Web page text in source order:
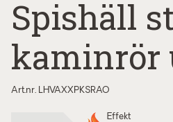
Spishäll
kaminrör
Art.nr. LHVAXXPKSRAO
Effekt